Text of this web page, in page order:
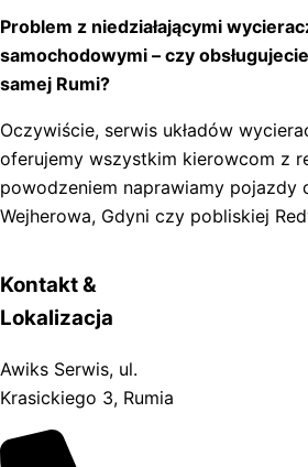
Problem z niedziałającymi
samochodowymi – czy
samej Rumi?
Oczywiście, serwis układów
oferujemy wszystkim kierowcom z
powodzeniem naprawiamy pojazdy
Wejherowa, Gdyni czy pobliskiej
Kontakt &
Lokalizacja
Awiks Serwis, ul.
Krasickiego 3, Rumia